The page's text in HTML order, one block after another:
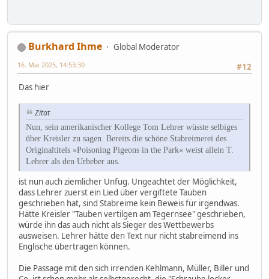
Burkhard Ihme
Global Moderator
#12
16. Mai 2025, 14:53:30
Das hier
Zitat
Nun, sein amerikanischer Kollege Tom Lehrer wüsste selbiges
über Kreisler zu sagen. Bereits die schöne Stabreimerei des
Originaltitels »Poisoning Pigeons in the Park« weist allein T.
Lehrer als den Urheber aus.
ist nun auch ziemlicher Unfug. Ungeachtet der Möglichkeit,
dass Lehrer zuerst ein Lied über vergiftete Tauben
geschrieben hat, sind Stabreime kein Beweis für irgendwas.
Hätte Kreisler "Tauben vertilgen am Tegernsee" geschrieben,
würde ihn das auch nicht als Sieger des Wettbewerbs
ausweisen. Lehrer hätte den Text nur nicht stabreimend ins
Englische übertragen können.
Die Passage mit den sich irrenden Kehlmann, Müller, Biller und